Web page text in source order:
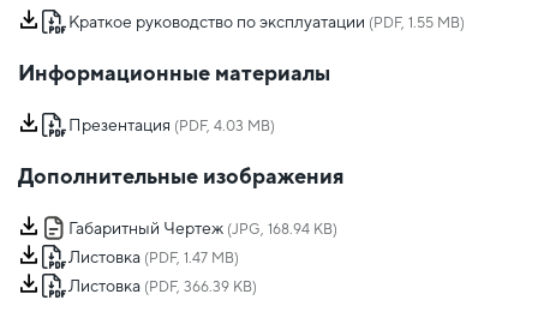
Краткое руководство по эксплуатации (PDF, 1.55 MB)
Информационные материалы
Презентация (PDF, 4.03 MB)
Дополнительные изображения
Габаритный Чертеж (JPG, 168.94 KB)
Листовка (PDF, 1.47 MB)
Листовка (PDF, 366.39 KB)